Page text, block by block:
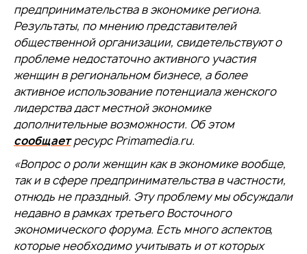
предпринимательства в экономике региона.
Результаты, по мнению представителей
общественной организации, свидетельствуют о
проблеме недостаточно активного участия
женщин в региональном бизнесе, а более
активное использование потенциала женского
лидерства даст местной экономике
дополнительные возможности. Об этом
сообщаетресурс Primamedia.ru.
«Вопрос о роли женщин как в экономике вообще,
так и в сфере предпринимательства в частности,
отнюдь не праздный. Эту проблему мы обсуждали
недавно в рамках третьего Восточного
экономического форума. Есть много аспектов,
которые необходимо учитывать и от которых